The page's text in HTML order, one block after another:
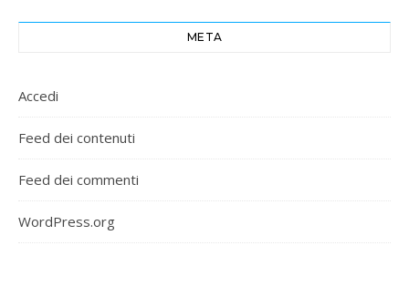
META
Accedi
Feed dei contenuti
Feed dei commenti
WordPress.org